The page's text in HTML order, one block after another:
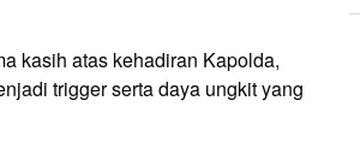
kasih atas kehadiran Kapolda,
trigger serta daya ungkit yang